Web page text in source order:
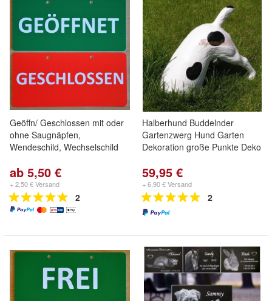
Geöffn/ Geschlossen mit oder
ohne Saugnäpfen,
Wendeschild, Wechselschild
ab 5,50 €
+ 2,50 € Versand
2
Halberhund Buddelnder
Gartenzwerg Hund Garten
Dekoration große Punkte Deko
59,95 €
+ 6,90 € Versand
2